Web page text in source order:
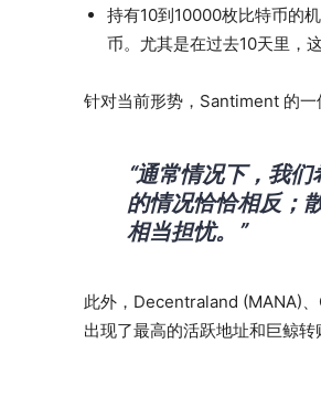
持有10到10000枚比特币的
币。尤其是在过去10天里，
针对当前形势，Santiment 的一
“通常情况下，我
的情况恰恰相反；
相当担忧。”
此外，Decentraland (MANA)
出现了最高的活跃地址和巨鲸转